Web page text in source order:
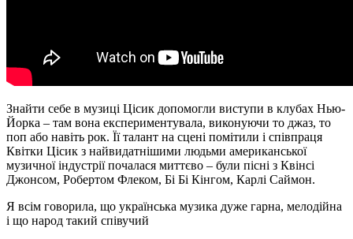
Знайти себе в музиці Цісик допомогли виступи в клубах Нью-
Йорка – там вона експериментувала, виконуючи то джаз, то
поп або навіть рок. Її талант на сцені помітили і співпраця
Квітки Цісик з найвидатнішими людьми американської
музичної індустрії почалася миттєво – були пісні з Квінсі
Джонсом, Робертом Флеком, Бі Бі Кінгом, Карлі Саймон.
Я всім говорила, що українська музика дуже гарна, мелодійна
і що народ такий співучий